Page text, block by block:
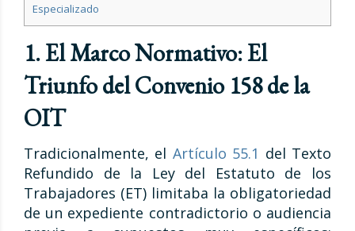
Especializado
1. El Marco Normativo: El
Triunfo del Convenio 158 de la
OIT
Tradicionalmente, el Artículo 55.1 del Texto
Refundido de la Ley del Estatuto de los
Trabajadores (ET) limitaba la obligatoriedad
de un expediente contradictorio o audiencia